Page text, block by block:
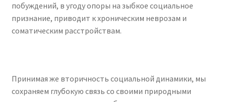
побуждений, в угоду опоры на зыбкое социальное
признание, приводит к хроническим неврозам и
соматическим расстройствам.
Принимая же вторичность социальной динамики, мы
сохраняем глубокую связь со своими природными